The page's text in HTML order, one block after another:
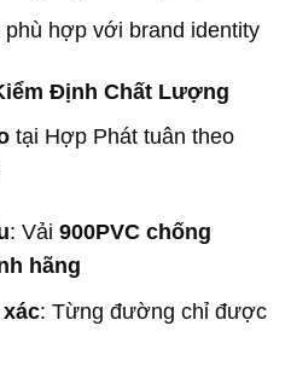
phù hợp với brand identity
Định Chất Lượng
tại Hợp Phát tuân theo
: Vải 900PVC chống
hãng
: Từng đường chỉ được